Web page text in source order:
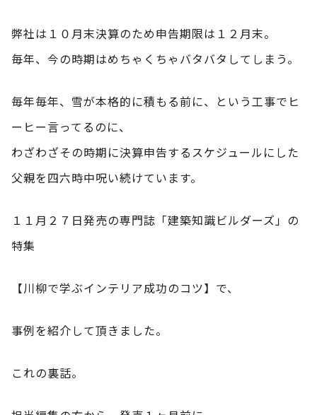
弊社は１０月末決算のため申告期限は１２月末。
毎年、今の時期はめちゃくちゃバタバタしてしまう。
毎年毎年、雪が本格的に積もる前に、という工事でヒ
ーヒー言ってるのに、
わざわざその時期に決算申告するスケジュールにした
父親を四六時中呪い続けています。
１１月２７日発売の専門誌「建築知識ビルダーズ」の
特集
【川柳で学ぶインテリア成功のコツ】で、
事例を紹介して頂きました。
これの裏話。